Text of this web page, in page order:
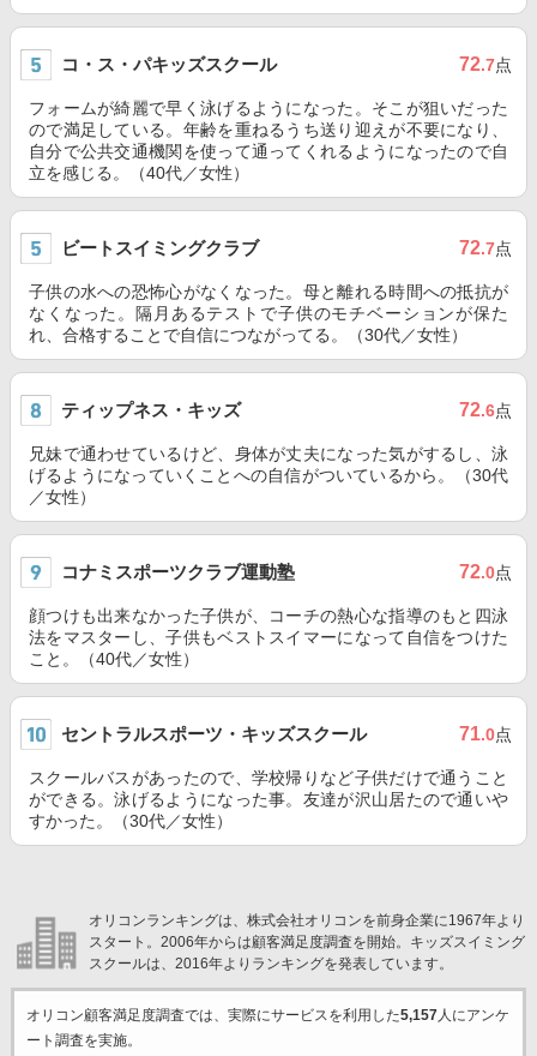
コ・ス・パキッズスクール 72.7点
フォームが綺麗で早く泳げるようになった。そこが狙いだった
ので満足している。年齢を重ねるうち送り迎えが不要になり、
自分で公共交通機関を使って通ってくれるようになったので自
立を感じる。（40代／女性）
ビートスイミングクラブ 72.7点
子供の水への恐怖心がなくなった。母と離れる時間への抵抗が
なくなった。隔月あるテストで子供のモチベーションが保た
れ、合格することで自信につながってる。（30代／女性）
ティップネス・キッズ 72.6点
兄妹で通わせているけど、身体が丈夫になった気がするし、泳
げるようになっていくことへの自信がついているから。（30代
／女性）
コナミスポーツクラブ運動塾 72.0点
顔つけも出来なかった子供が、コーチの熱心な指導のもと四泳
法をマスターし、子供もベストスイマーになって自信をつけた
こと。（40代／女性）
セントラルスポーツ・キッズスクール 71.0点
スクールバスがあったので、学校帰りなど子供だけで通うこと
ができる。泳げるようになった事。友達が沢山居たので通いや
すかった。（30代／女性）
オリコンランキングは、株式会社オリコンを前身企業に1967年より
スタート。2006年からは顧客満足度調査を開始。キッズスイミング
スクールは、2016年よりランキングを発表しています。
オリコン顧客満足度調査では、実際にサービスを利用した5,157人にアンケ
ート調査を実施。